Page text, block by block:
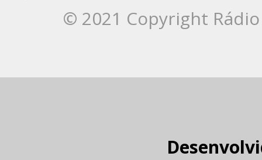
© 2021 Copyright